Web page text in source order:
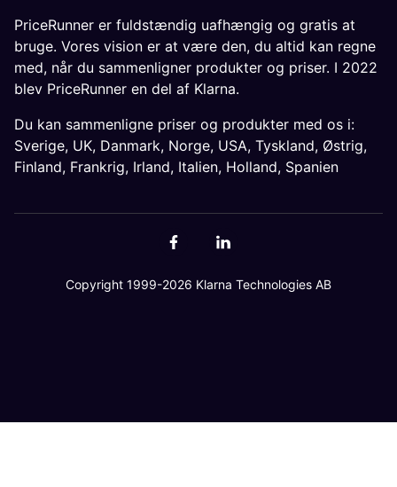
PriceRunner er fuldstændig uafhængig og gratis at
bruge. Vores vision er at være den, du altid kan regne
med, når du sammenligner produkter og priser. I 2022
blev PriceRunner en del af Klarna.
Du kan sammenligne priser og produkter med os i:
Sverige, UK, Danmark, Norge, USA, Tyskland, Østrig,
Finland, Frankrig, Irland, Italien, Holland, Spanien
Copyright 1999-2026 Klarna Technologies AB